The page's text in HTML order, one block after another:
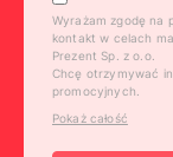
Wyrażam zgodę na
kontakt w celach
Prezent Sp. z o.o.
Chcę otrzymywać
promocyjnych.
Pokaż całość